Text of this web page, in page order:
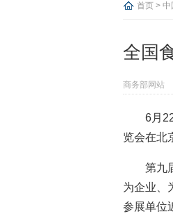
首页 > 中
全国
商务部网站
6月
览会在北
第九
为企业、
参展单位